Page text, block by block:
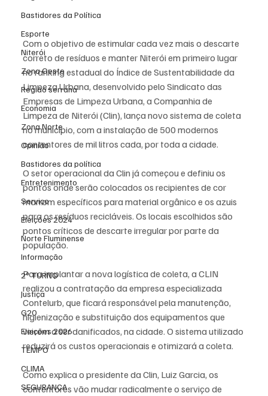
Bastidores da Política
Esporte
Niterói
Zona Oeste
Região serrana
Economia
Zona Norte
Opinião
Bastidores da política
Entretenimento
Serviço
Eleições 2024
Norte Fluminense
Informação
2º TURNO
Justiça
G20
Eleições 2026
TEMPO
CLIMA
SEGURANÇA
Com o objetivo de estimular cada vez mais o descarte
correto de resíduos e manter Niterói em primeiro lugar
no ranking estadual do Índice de Sustentabilidade da
Limpeza Urbana, desenvolvido pelo Sindicato das
Empresas de Limpeza Urbana, a Companhia de
Limpeza de Niterói (Clin), lança novo sistema de coleta
no município, com a instalação de 500 modernos
contentores de mil litros cada, por toda a cidade.
O setor operacional da Clin já começou e definiu os
pontos onde serão colocados os recipientes de cor
marrom específicos para material orgânico e os azuis
para os resíduos recicláveis. Os locais escolhidos são
pontos críticos de descarte irregular por parte da
população.
Para implantar a nova logística de coleta, a CLIN
realizou a contratação da empresa especializada
Contelurb, que ficará responsável pela manutenção,
higienização e substituição dos equipamentos que
vierem a ser danificados, na cidade. O sistema utilizado
reduzirá os custos operacionais e otimizará a coleta.
Como explica o presidente da Clin, Luiz Garcia, os
contentores vão mudar radicalmente o serviço de